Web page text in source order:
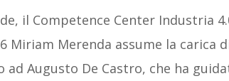
il Competence Center Industria
Miriam Merenda assume la carica
ad Augusto De Castro, che ha